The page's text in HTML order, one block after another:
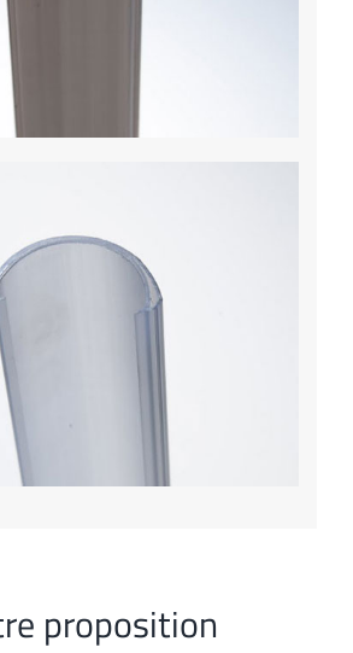
proposition